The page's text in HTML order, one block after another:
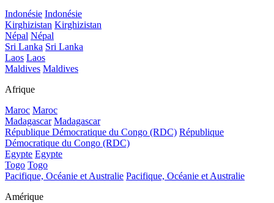
Indonésie Indonésie
Kirghizistan Kirghizistan
Népal Népal
Sri Lanka Sri Lanka
Laos Laos
Maldives Maldives
Afrique
Maroc Maroc
Madagascar Madagascar
République Démocratique du Congo (RDC) République
Démocratique du Congo (RDC)
Egypte Egypte
Togo Togo
Pacifique, Océanie et Australie Pacifique, Océanie et Australie
Amérique